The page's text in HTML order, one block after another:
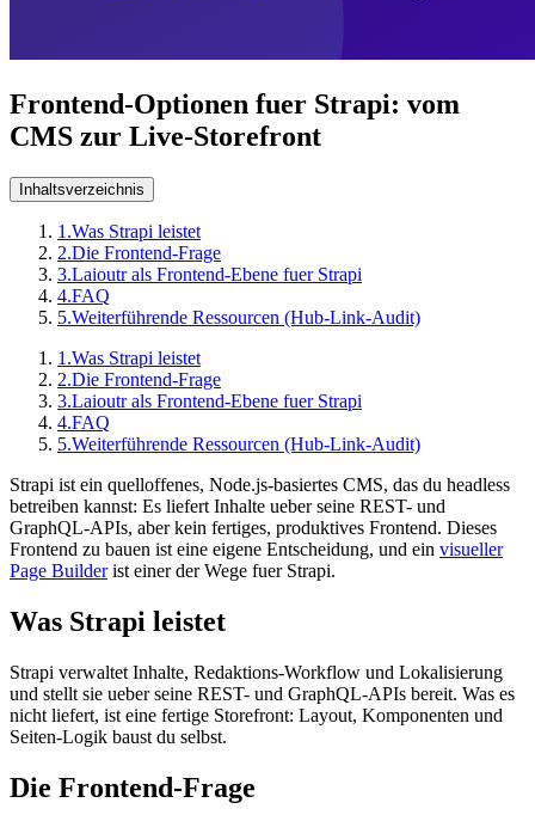
Frontend-Optionen fuer Strapi: vom
CMS zur Live-Storefront
Inhaltsverzeichnis
1.Was Strapi leistet
2.Die Frontend-Frage
3.Laioutr als Frontend-Ebene fuer Strapi
4.FAQ
5.Weiterführende Ressourcen (Hub-Link-Audit)
1.Was Strapi leistet
2.Die Frontend-Frage
3.Laioutr als Frontend-Ebene fuer Strapi
4.FAQ
5.Weiterführende Ressourcen (Hub-Link-Audit)
Strapi ist ein quelloffenes, Node.js-basiertes CMS, das du headless
betreiben kannst: Es liefert Inhalte ueber seine REST- und
GraphQL-APIs, aber kein fertiges, produktives Frontend. Dieses
Frontend zu bauen ist eine eigene Entscheidung, und ein visueller
Page Builderist einer der Wege fuer Strapi.
Was Strapi leistet
Strapi verwaltet Inhalte, Redaktions-Workflow und Lokalisierung
und stellt sie ueber seine REST- und GraphQL-APIs bereit. Was es
nicht liefert, ist eine fertige Storefront: Layout, Komponenten und
Seiten-Logik baust du selbst.
Die Frontend-Frage